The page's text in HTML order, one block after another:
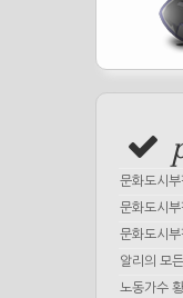
문화도시
문화도시
문화도시
알리의 모
노동가수